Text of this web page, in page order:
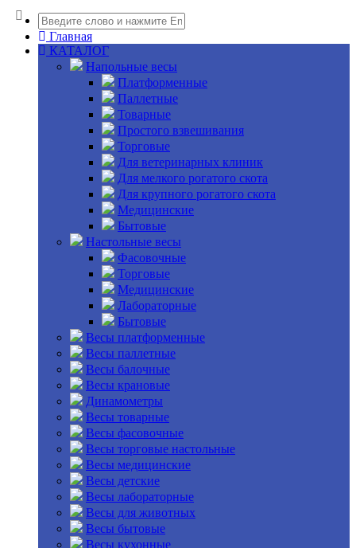
Главная
КАТАЛОГ
Напольные весы
Платформенные
Паллетные
Товарные
Простого взвешивания
Торговые
Для ветеринарных клиник
Для мелкого рогатого скота
Для крупного рогатого скота
Медицинские
Бытовые
Настольные весы
Фасовочные
Торговые
Медицинские
Лабораторные
Бытовые
Весы платформенные
Весы паллетные
Весы балочные
Весы крановые
Динамометры
Весы товарные
Весы фасовочные
Весы торговые настольные
Весы медицинские
Весы детские
Весы лабораторные
Весы для животных
Весы бытовые
Весы кухонные